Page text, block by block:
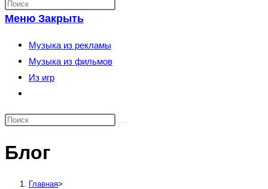
по
веб-
сайту
Меню Закрыть
Музыка из рекламы
Музыка из фильмов
Из игр
по
сайту
Блог
Главная>